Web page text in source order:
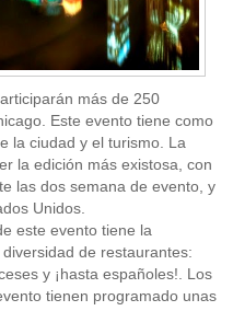
más de 250
Este evento tiene como
la ciudad y el turismo. La
la edición más existosa, con
las dos semana de evento, y
Unidos.
este evento tiene la
de restaurantes:
y ¡hasta españoles!. Los
tienen programado unas